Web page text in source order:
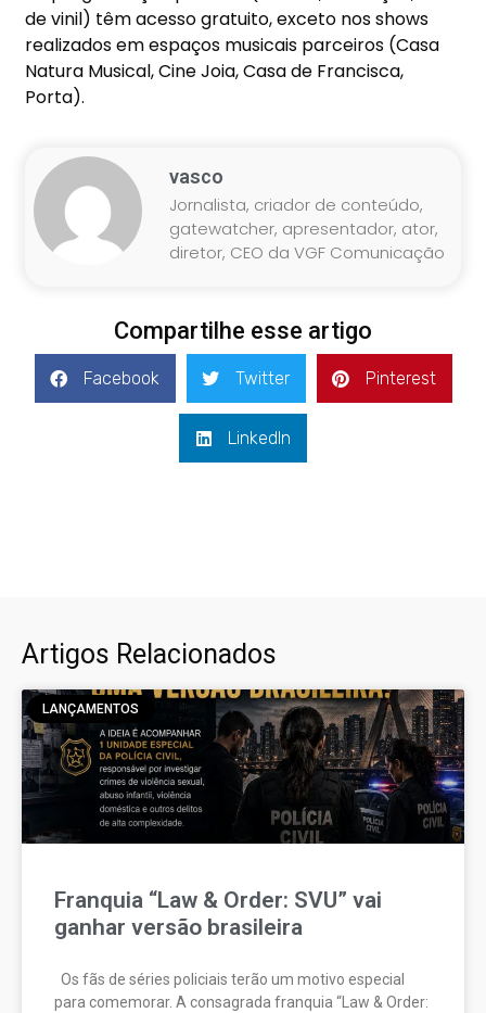
de vinil) têm acesso gratuito, exceto nos shows
realizados em espaços musicais parceiros (Casa
Natura Musical, Cine Joia, Casa de Francisca,
Porta).
vasco
Jornalista, criador de conteúdo,
gatewatcher, apresentador, ator,
diretor, CEO da VGF Comunicação
Compartilhe esse artigo
Facebook Twitter Pinterest
LinkedIn
Artigos Relacionados
LANÇAMENTOS
Franquia “Law & Order: SVU” vai
ganhar versão brasileira
Os fãs de séries policiais terão um motivo especial
para comemorar. A consagrada franquia “Law & Order: